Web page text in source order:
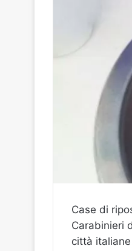
Case di
Carabinieri
città